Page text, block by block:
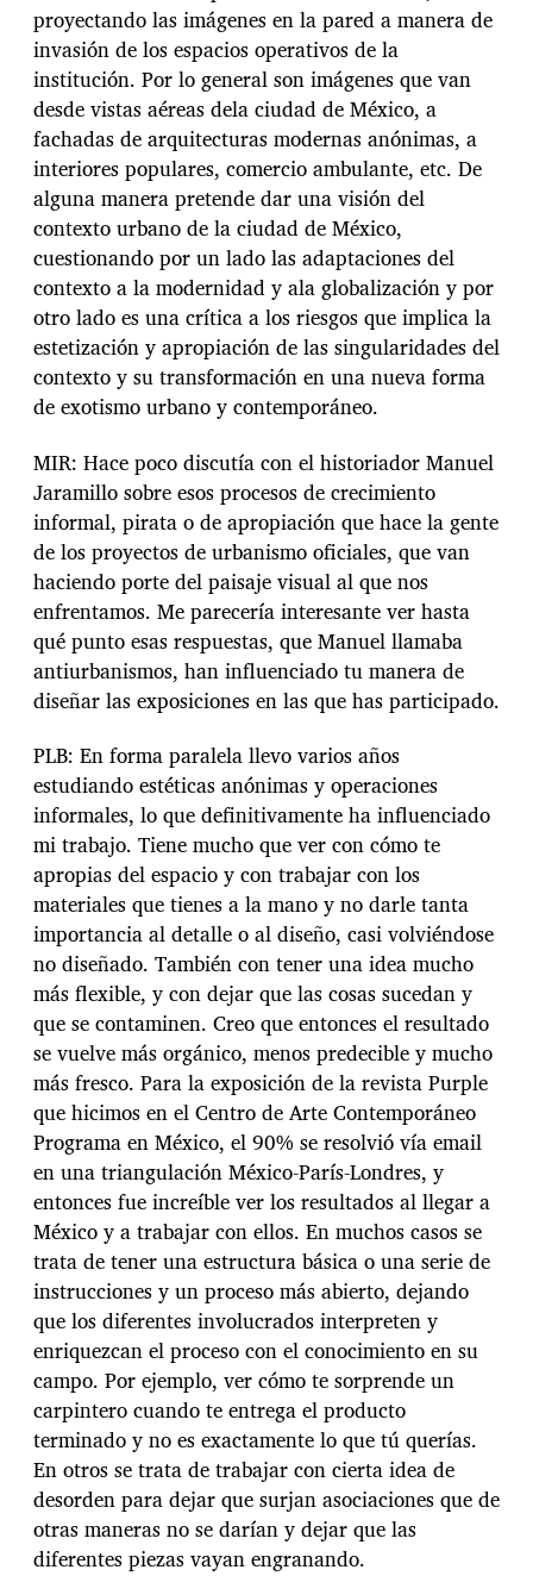
proyectando las imágenes en la pared a manera de
invasión de los espacios operativos de la
institución. Por lo general son imágenes que van
desde vistas aéreas dela ciudad de México, a
fachadas de arquitecturas modernas anónimas, a
interiores populares, comercio ambulante, etc. De
alguna manera pretende dar una visión del
contexto urbano de la ciudad de México,
cuestionando por un lado las adaptaciones del
contexto a la modernidad y ala globalización y por
otro lado es una crítica a los riesgos que implica la
estetización y apropiación de las singularidades del
contexto y su transformación en una nueva forma
de exotismo urbano y contemporáneo.
MIR: Hace poco discutía con el historiador Manuel
Jaramillo sobre esos procesos de crecimiento
informal, pirata o de apropiación que hace la gente
de los proyectos de urbanismo oficiales, que van
haciendo porte del paisaje visual al que nos
enfrentamos. Me parecería interesante ver hasta
qué punto esas respuestas, que Manuel llamaba
antiurbanismos, han influenciado tu manera de
diseñar las exposiciones en las que has participado.
PLB: En forma paralela llevo varios años
estudiando estéticas anónimas y operaciones
informales, lo que definitivamente ha influenciado
mi trabajo. Tiene mucho que ver con cómo te
apropias del espacio y con trabajar con los
materiales que tienes a la mano y no darle tanta
importancia al detalle o al diseño, casi volviéndose
no diseñado. También con tener una idea mucho
más flexible, y con dejar que las cosas sucedan y
que se contaminen. Creo que entonces el resultado
se vuelve más orgánico, menos predecible y mucho
más fresco. Para la exposición de la revista Purple
que hicimos en el Centro de Arte Contemporáneo
Programa en México, el 90% se resolvió vía email
en una triangulación México-París-Londres, y
entonces fue increíble ver los resultados al llegar a
México y a trabajar con ellos. En muchos casos se
trata de tener una estructura básica o una serie de
instrucciones y un proceso más abierto, dejando
que los diferentes involucrados interpreten y
enriquezcan el proceso con el conocimiento en su
campo. Por ejemplo, ver cómo te sorprende un
carpintero cuando te entrega el producto
terminado y no es exactamente lo que tú querías.
En otros se trata de trabajar con cierta idea de
desorden para dejar que surjan asociaciones que de
otras maneras no se darían y dejar que las
diferentes piezas vayan engranando.